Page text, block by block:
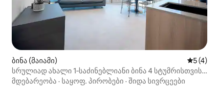
ბინა (მაიამი)
5 (4)
სრულიად ახალი 1‑საძინებლიანი ბინა 4 სტუმრისთვის,
ხედით ყურესა და ბრიკელზე
მდებარეობა · საყოფ. პირობები · შიდა სივრცეები